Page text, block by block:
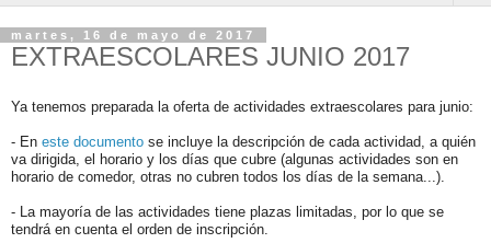
martes, 16 de mayo de 2017
EXTRAESCOLARES JUNIO 2017
Ya tenemos preparada la oferta de actividades extraescolares para junio:
- ​En este documento se incluye la descripción de cada actividad, a quién
va dirigida, el horario y los días que cubre (algunas actividades son en
horario de comedor, otras no cubren todos los días de la semana...).
- La mayoría de las actividades tiene plazas limitadas, por lo que se
tendrá en cuenta el orden de inscripción.